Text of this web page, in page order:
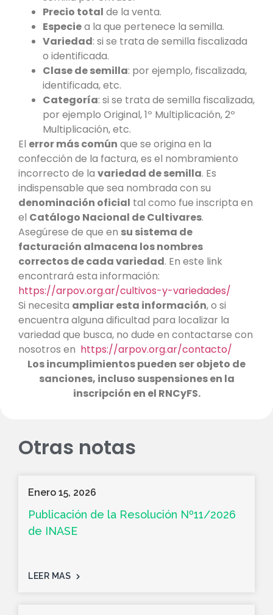
Precio total de la venta.
Especiea la que pertenece la semilla.
Variedad: si se trata de semilla fiscalizada
o identificada.
Clase de semilla: por ejemplo, fiscalizada,
identificada, etc.
Categoría: si se trata de semilla fiscalizada,
por ejemplo Original, 1º Multiplicación, 2º
Multiplicación, etc.
El error más común que se origina en la
confección de la factura, es el nombramiento
incorrecto de la variedad de semilla. Es
indispensable que sea nombrada con su
denominación oficial tal como fue inscripta en
el Catálogo Nacional de Cultivares.
Asegúrese de que en su sistema de
facturación almacena los nombres
correctos de cada variedad. En este link
encontrará esta información:
https://arpov.org.ar/cultivos-y-variedades/
Si necesita ampliar esta información, o si
encuentra alguna dificultad para localizar la
variedad que busca, no dude en contactarse con
nosotros en https://arpov.org.ar/contacto/
Los incumplimientos pueden ser objeto de
sanciones, incluso suspensiones en la
inscripción en el RNCyFS.
Otras notas
Enero 15, 2026
Publicación de la Resolución Nº11/2026
de INASE
LEER MAS